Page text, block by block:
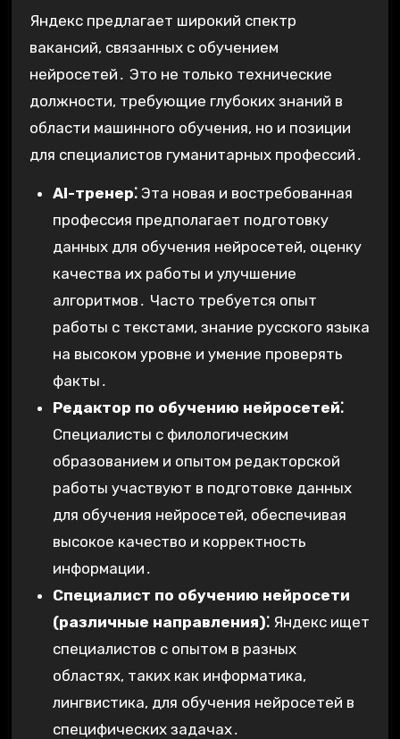
Яндекс предлагает широкий спектр
вакансий, связанных с обучением
нейросетей․ Это не только технические
должности, требующие глубоких знаний в
области машинного обучения, но и позиции
для специалистов гуманитарных профессий․
AI-тренер⁚Эта новая и востребованная
профессия предполагает подготовку
данных для обучения нейросетей, оценку
качества их работы и улучшение
алгоритмов․ Часто требуется опыт
работы с текстами, знание русского языка
на высоком уровне и умение проверять
факты․
Редактор по обучению нейросетей⁚
Специалисты с филологическим
образованием и опытом редакторской
работы участвуют в подготовке данных
для обучения нейросетей, обеспечивая
высокое качество и корректность
информации․
Специалист по обучению нейросети
(различные направления)⁚Яндекс ищет
специалистов с опытом в разных
областях, таких как информатика,
лингвистика, для обучения нейросетей в
специфических задачах․